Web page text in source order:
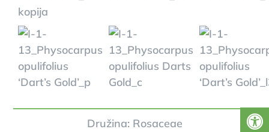
Družina: Rosaceae